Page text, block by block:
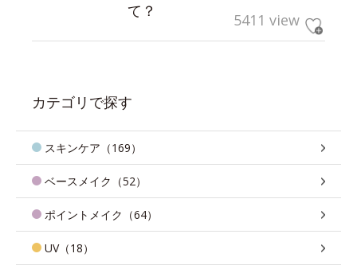
て？
5411 view
カテゴリで探す
スキンケア（169）
ベースメイク（52）
ポイントメイク（64）
UV（18）